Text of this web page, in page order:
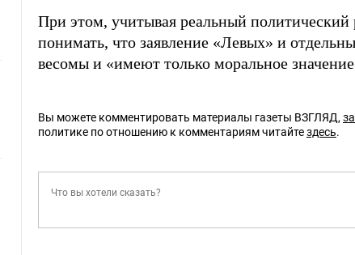
При этом, учитывая реальный политический
понимать, что заявление «Левых» и
весомы и «имеют только моральное
Вы можете комментировать материалы газеты ВЗГЛЯД,
политике по отношению к комментариям читайтездесь.